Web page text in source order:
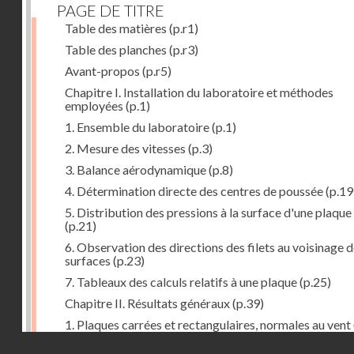
PAGE DE TITRE
Table des matières (p.r1)
Table des planches (p.r3)
Avant-propos (p.r5)
Chapitre I. Installation du laboratoire et méthodes
employées (p.1)
1. Ensemble du laboratoire(p.1)
2. Mesure des vitesses (p.3)
3. Balance aérodynamique(p.8)
4. Détermination directe des centres de poussée
5. Distribution des pressions à la surface d'une plaque
(p.21)
6. Observation des directions des filets au voisinage
surfaces (p.23)
7. Tableaux des calculs relatifs à une plaque(p.25)
Chapitre II. Résultats généraux(p.39)
1. Plaques carrées et rectangulaires, normales au vent